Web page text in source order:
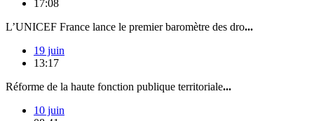
17:08
L’UNICEF France lance le premier baromètre des dro...
19 juin
13:17
Réforme de la haute fonction publique territoriale...
10 juin